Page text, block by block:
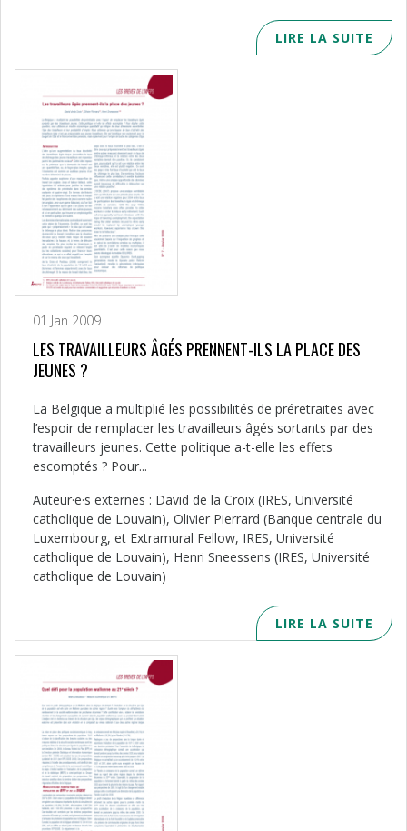
LIRE LA SUITE
01 Jan 2009
LES TRAVAILLEURS ÂGÉS PRENNENT-ILS LA PLACE DES
JEUNES ?
La Belgique a multiplié les possibilités de préretraites avec
l’espoir de remplacer les travailleurs âgés sortants par des
travailleurs jeunes. Cette politique a-t-elle les effets
escomptés ? Pour...
Auteur·e·s externes : David de la Croix (IRES, Université
catholique de Louvain), Olivier Pierrard (Banque centrale du
Luxembourg, et Extramural Fellow, IRES, Université
catholique de Louvain), Henri Sneessens (IRES, Université
catholique de Louvain)
LIRE LA SUITE